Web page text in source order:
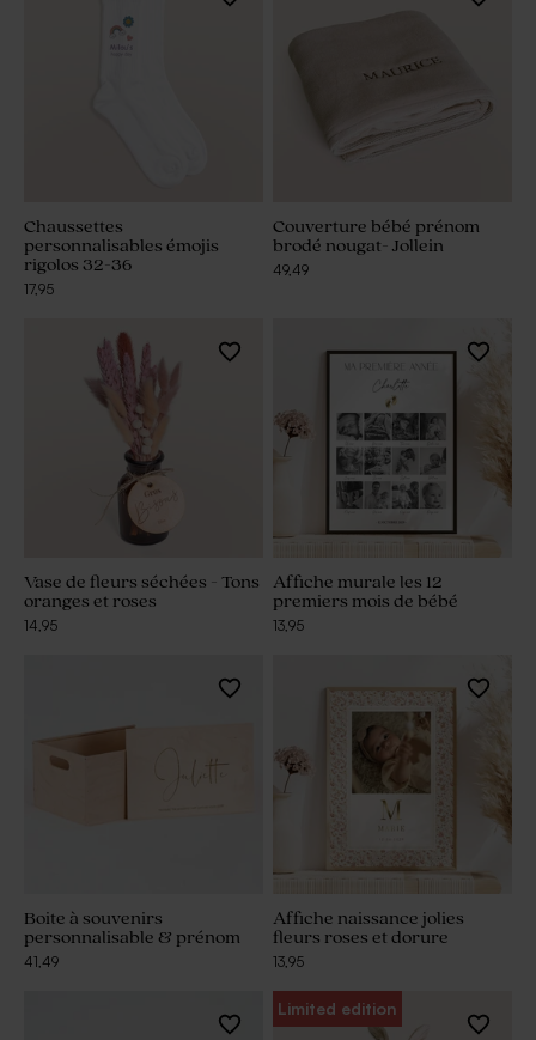
Chaussettes
personnalisables émojis
rigolos 32-36
17,95
Couverture bébé prénom
brodé nougat- Jollein
49,49
Vase de fleurs séchées - Tons
oranges et roses
14,95
Affiche murale les 12
premiers mois de bébé
13,95
Boite à souvenirs
personnalisable & prénom
41,49
Affiche naissance jolies
fleurs roses et dorure
13,95
Limited edition